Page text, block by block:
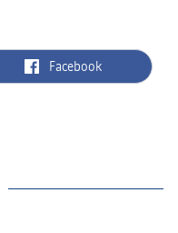
label.aria.facebook
Facebook